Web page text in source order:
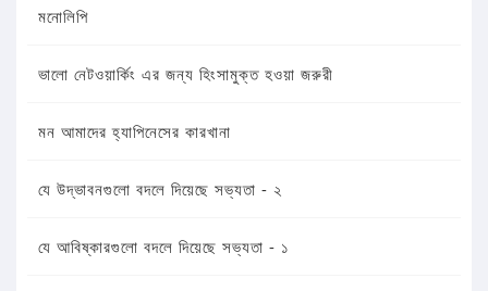
মনোলিপি
ভালো নেটওয়ার্কিং এর জন্য হিংসামুক্ত হওয়া জরুরী
মন আমাদের হ্যাপিনেসের কারখানা
যে উদ্ভাবনগুলো বদলে দিয়েছে সভ্যতা - ২
যে আবিষ্কারগুলো বদলে দিয়েছে সভ্যতা - ১